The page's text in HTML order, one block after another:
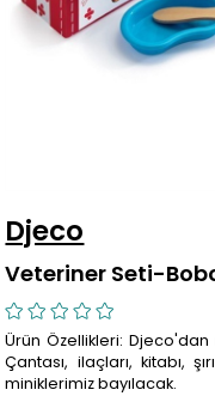
Djeco
Veteriner Seti-
Ürün Özellikleri:
Çantası, ilaçları, kitabı,
miniklerimiz bayılacak.